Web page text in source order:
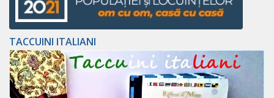
TACCUINI ITALIANI